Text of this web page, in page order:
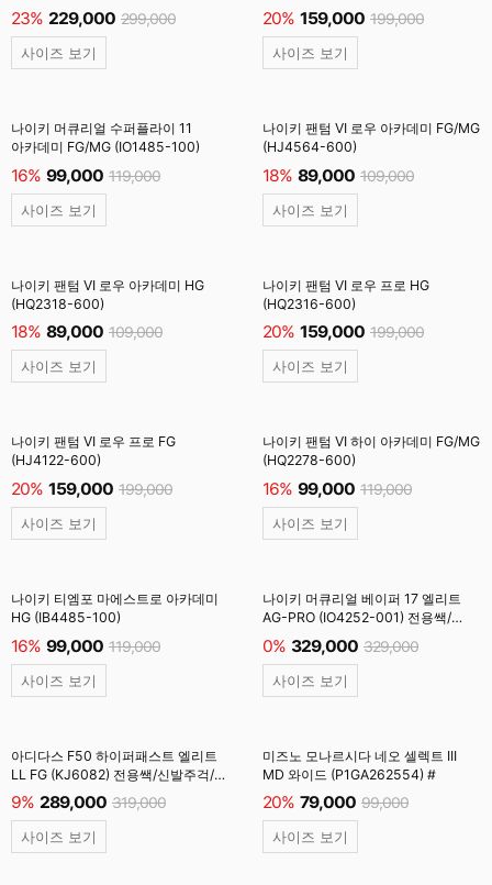
23% 229,000 299,000
사이즈 보기
20% 159,000 199,000
사이즈 보기
나이키 머큐리얼 수퍼플라이 11
아카데미 FG/MG (IO1485-100)
16% 99,000 119,000
사이즈 보기
나이키 팬텀 VI 로우 아카데미 FG/MG
(HJ4564-600)
18% 89,000 109,000
사이즈 보기
나이키 팬텀 VI 로우 아카데미 HG
(HQ2318-600)
18% 89,000 109,000
사이즈 보기
나이키 팬텀 VI 로우 프로 HG
(HQ2316-600)
20% 159,000 199,000
사이즈 보기
나이키 팬텀 VI 로우 프로 FG
(HJ4122-600)
20% 159,000 199,000
사이즈 보기
나이키 팬텀 VI 하이 아카데미 FG/MG
(HQ2278-600)
16% 99,000 119,000
사이즈 보기
나이키 티엠포 마에스트로 아카데미
HG (IB4485-100)
16% 99,000 119,000
사이즈 보기
나이키 머큐리얼 베이퍼 17 엘리트
AG-PRO (IO4252-001) 전용쌕/
주걱/양말 #
0% 329,000 329,000
사이즈 보기
아디다스 F50 하이퍼패스트 엘리트
LL FG (KJ6082) 전용쌕/신발주걱/
양말 #
9% 289,000 319,000
사이즈 보기
미즈노 모나르시다 네오 셀렉트 III
MD 와이드 (P1GA262554) #
20% 79,000 99,000
사이즈 보기